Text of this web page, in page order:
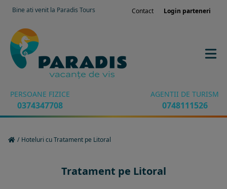
Bine ati venit la Paradis Tours Contact Login parteneri
PERSOANE FIZICE
0374347708
AGENTII DE TURISM
0748111526
/ Hoteluri cu Tratament pe Litoral
Tratament pe Litoral